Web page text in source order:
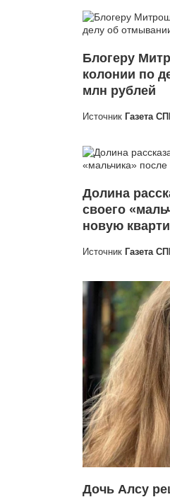
Блогеру
колонии по
млн рублей
Источник Газета
Долина
своего
новую
Источник Газета
Дочь Алсу